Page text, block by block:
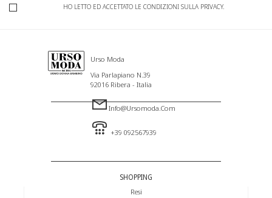
HO LETTO ED ACCETTATO LE CONDIZIONI SULLA PRIVACY.
Urso Moda
Via Parlapiano N.39
92016 Ribera - Italia
Info@ursomoda.com
+39 092567939
SHOPPING
Resi